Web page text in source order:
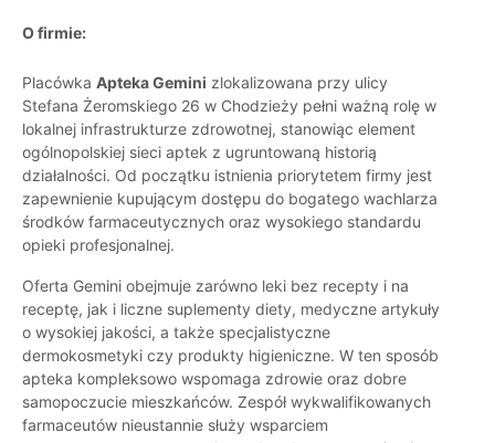
O firmie:
Placówka Apteka Gemini zlokalizowana przy ulicy
Stefana Żeromskiego 26 w Chodzieży pełni ważną rolę w
lokalnej infrastrukturze zdrowotnej, stanowiąc element
ogólnopolskiej sieci aptek z ugruntowaną historią
działalności. Od początku istnienia priorytetem firmy jest
zapewnienie kupującym dostępu do bogatego wachlarza
środków farmaceutycznych oraz wysokiego standardu
opieki profesjonalnej.
Oferta Gemini obejmuje zarówno leki bez recepty i na
receptę, jak i liczne suplementy diety, medyczne artykuły
o wysokiej jakości, a także specjalistyczne
dermokosmetyki czy produkty higieniczne. W ten sposób
apteka kompleksowo wspomaga zdrowie oraz dobre
samopoczucie mieszkańców. Zespół wykwalifikowanych
farmaceutów nieustannie służy wsparciem